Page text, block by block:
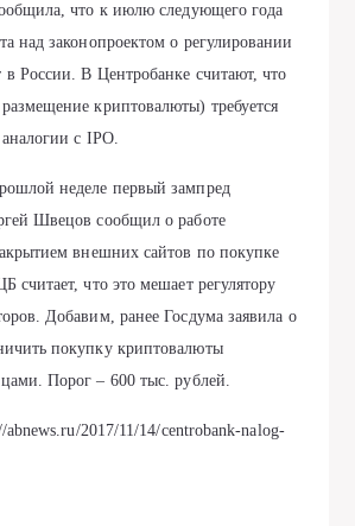
что к июлю следующего года
над законопроектом о регулировании
России. В Центробанке считают, что
криптовалюты) требуется
с IPO.
неделе первый зампред
Швецов сообщил о работе
внешних сайтов по покупке
считает, что это мешает регулятору
Добавим, ранее Госдума заявила о
покупку криптовалюты
Порог – 600 тыс. рублей.
2017/11/14/centrobank-nalog-